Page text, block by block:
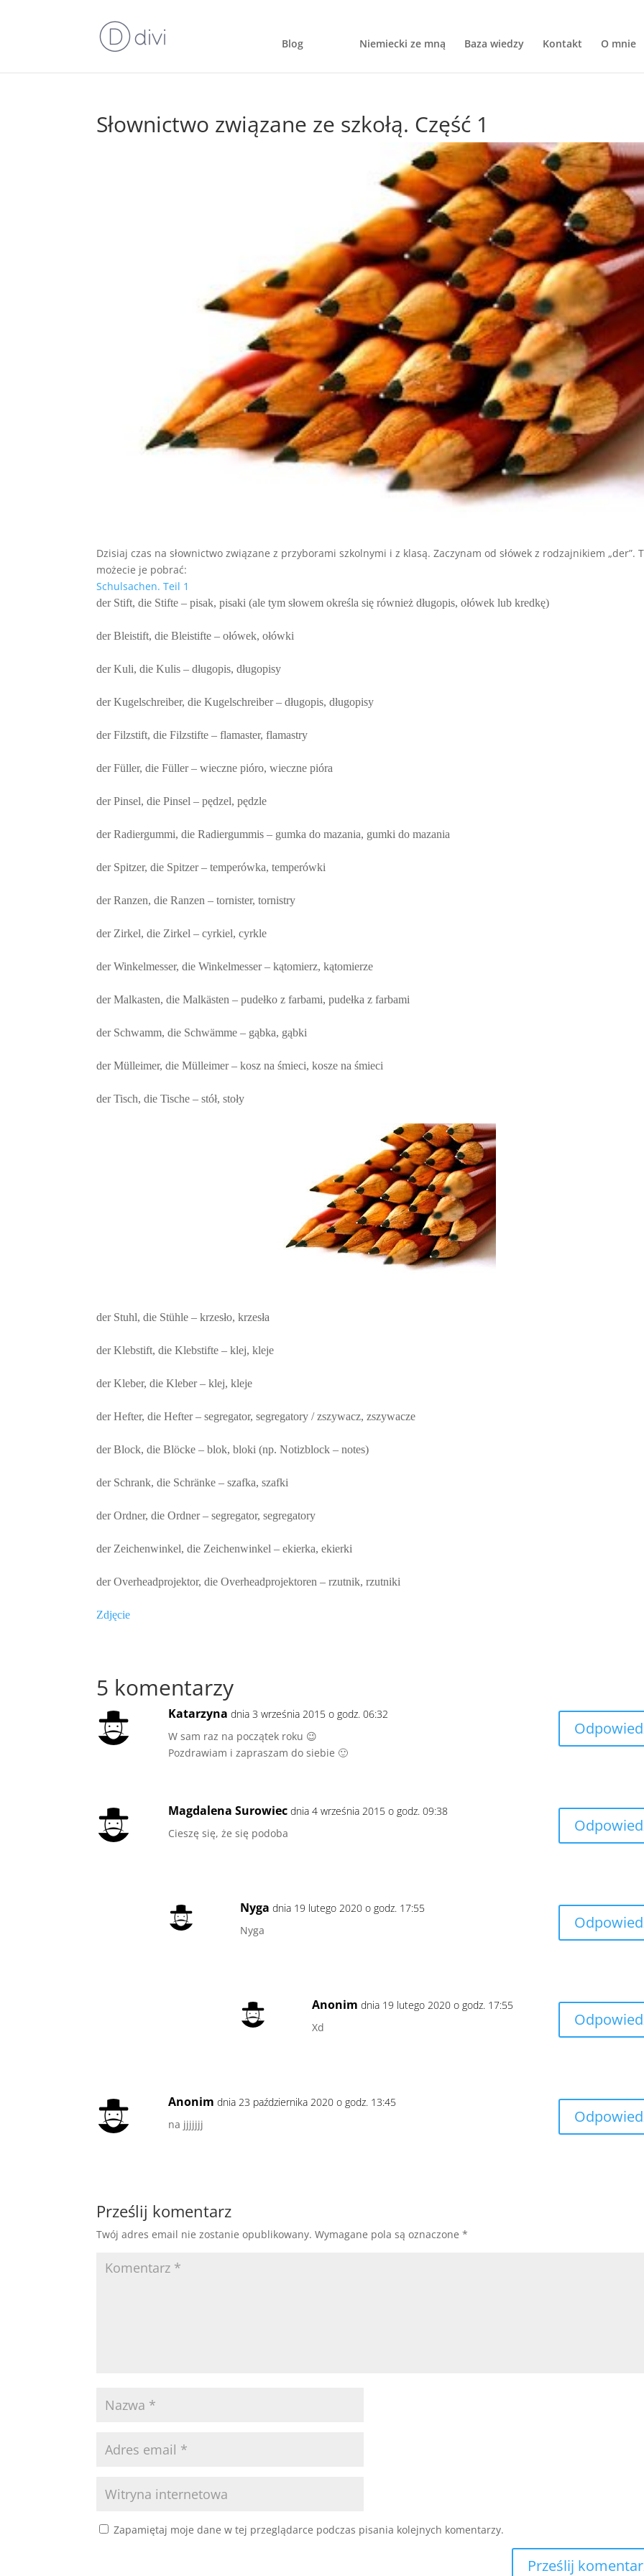
Blog Niemiecki ze mną Baza wiedzy Kontakt O mnie
Słownictwo związane ze szkołą. Część 1
Dzisiaj czas na słownictwo związane z przyborami szkolnymi i z klasą. Zaczynam od słówek z rodzajnikiem „der”.
możecie je pobrać:
Schulsachen. Teil 1
der Stift, die Stifte – pisak, pisaki (ale tym słowem określa się również długopis, ołówek lub kredkę)
der Bleistift, die Bleistifte – ołówek, ołówki
der Kuli, die Kulis – długopis, długopisy
der Kugelschreiber, die Kugelschreiber – długopis, długopisy
der Filzstift, die Filzstifte – flamaster, flamastry
der Füller, die Füller – wieczne pióro, wieczne pióra
der Pinsel, die Pinsel – pędzel, pędzle
der Radiergummi, die Radiergummis – gumka do mazania, gumki do mazania
der Spitzer, die Spitzer – temperówka, temperówki
der Ranzen, die Ranzen – tornister, tornistry
der Zirkel, die Zirkel – cyrkiel, cyrkle
der Winkelmesser, die Winkelmesser – kątomierz, kątomierze
der Malkasten, die Malkästen – pudełko z farbami, pudełka z farbami
der Schwamm, die Schwämme – gąbka, gąbki
der Mülleimer, die Mülleimer – kosz na śmieci, kosze na śmieci
der Tisch, die Tische – stół, stoły
der Stuhl, die Stühle – krzesło, krzesła
der Klebstift, die Klebstifte – klej, kleje
der Kleber, die Kleber – klej, kleje
der Hefter, die Hefter – segregator, segregatory / zszywacz, zszywacze
der Block, die Blöcke – blok, bloki (np. Notizblock – notes)
der Schrank, die Schränke – szafka, szafki
der Ordner, die Ordner – segregator, segregatory
der Zeichenwinkel, die Zeichenwinkel – ekierka, ekierki
der Overheadprojektor, die Overheadprojektoren – rzutnik, rzutniki
Zdjęcie
5 komentarzy
Katarzyna dnia 3 września 2015 o godz. 06:32
W sam raz na początek roku 😉
Pozdrawiam i zapraszam do siebie 🙂
Magdalena Surowiec dnia 4 września 2015 o godz. 09:38
Cieszę się, że się podoba
Nyga dnia 19 lutego 2020 o godz. 17:55
Nyga
Anonim dnia 19 lutego 2020 o godz. 17:55
Xd
Anonim dnia 23 października 2020 o godz. 13:45
na jjjjjjj
Prześlij komentarz
Twój adres email nie zostanie opublikowany. Wymagane pola są oznaczone*
Zapamiętaj moje dane w tej przeglądarce podczas pisania kolejnych komentarzy.